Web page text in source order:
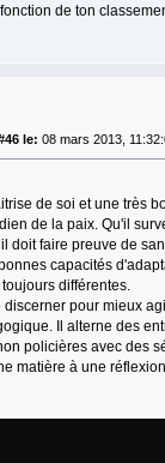
de ton
le: 08 mars 2013,
de soi et une très
de la paix. Qu'il
doit faire preuve de
capacités
différentes.
discerner pour mieux
Il alterne des
policières avec des
matière à une